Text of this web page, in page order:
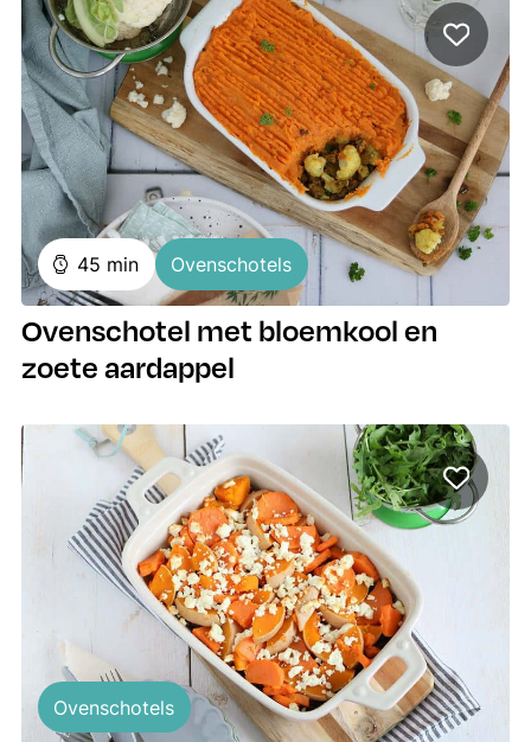
45 minuten
min Ovenschotels
Ovenschotel met bloemkool en
zoete aardappel
Ovenschotels